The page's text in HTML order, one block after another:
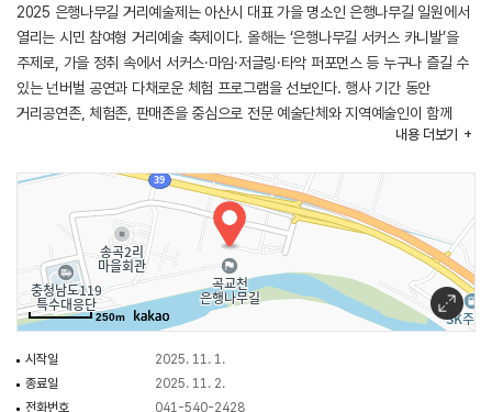
2025 은행나무길 거리예술제는 아산시 대표 가을 명소인 은행나무길 일원에서
열리는 시민 참여형 거리예술 축제이다. 올해는 ‘은행나무길 서커스 카니발’을
주제로, 가을 정취 속에서 서커스·마임·저글링·타악 퍼포먼스 등 누구나 즐길 수
있는 넌버벌 공연과 다채로운 체험 프로그램을 선보인다. 행사 기간 동안
거리공연존, 체험존, 판매존을 중심으로 전문 예술단체와 지역예술인이 함께
무대를 꾸미며, 어린이를 위한 서커스 체험공간과 가족 단위 체험 부스를 통해
프로그램을 운영하여 지역 농가 소득 증대와 판로 확대에도 기여하고자 한다.
[행사내용]
- 주요프로그램 : 서커스 퍼포먼스 / 마임쇼 / 국악 퍼포먼스 등
- 부대 행사 및 프로그램 : 양모펠트 키링 만들기 체험 / 지역농특산물 판매 /
페이스 페인팅 등
내용 더보기
250m
시작일
2025. 11. 1.
종료일
2025. 11. 2.
전화번호
041-540-2428